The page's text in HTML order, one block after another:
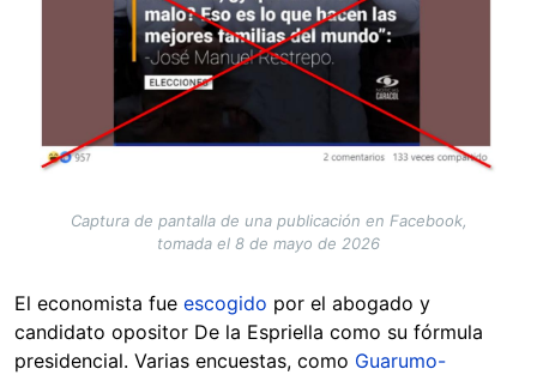
Captura de pantalla de una publicación en Facebook,
tomada el 8 de mayo de 2026
El economista fue escogido por el abogado y
candidato opositor De la Espriella como su fórmula
presidencial. Varias encuestas, como Guarumo-